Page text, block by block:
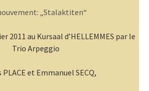
„Stalaktiten“
2011 au Kursaal d’HELLEMMES par le
Trio Arpeggio
PLACE et Emmanuel SECQ,